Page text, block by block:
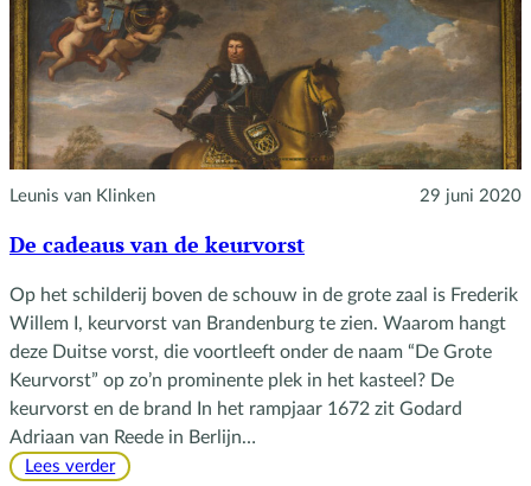
Leunis van Klinken 29 juni 2020
De cadeaus van de keurvorst
Op het schilderij boven de schouw in de grote zaal is Frederik
Willem I, keurvorst van Brandenburg te zien. Waarom hangt
deze Duitse vorst, die voortleeft onder de naam “De Grote
Keurvorst” op zo’n prominente plek in het kasteel? De
keurvorst en de brand In het rampjaar 1672 zit Godard
Adriaan van Reede in Berlijn…
Lees verder: